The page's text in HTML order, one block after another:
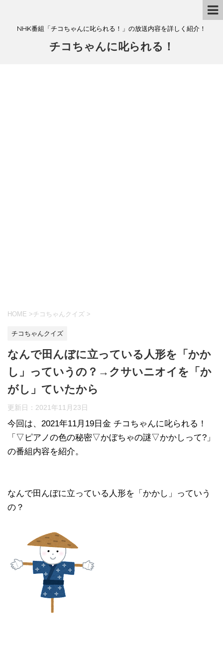
NHK番組「チコちゃんに叱られる！」の放送内容を詳しく紹介！
チコちゃんに叱られる！
HOME >チコちゃんクイズ >
チコちゃんクイズ
なんで田んぼに立っている人形を「かか
し」っていうの？→クサいニオイを「か
がし」ていたから
更新日： 2021年11月23日
今回は、2021年11月19日金 チコちゃんに叱られる！
「▽ピアノの色の秘密▽かぼちゃの謎▽かかしって?」
の番組内容を紹介。
なんで田んぼに立っている人形を「かかし」っていう
の？